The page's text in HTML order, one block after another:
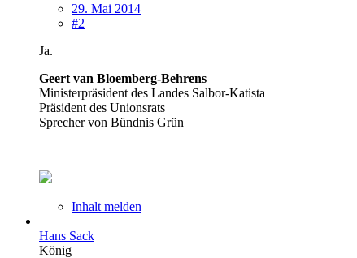
29. Mai 2014
#2
Ja.
Geert van Bloemberg-Behrens
Ministerpräsident des Landes Salbor-Katista
Präsident des Unionsrats
Sprecher von Bündnis Grün
Inhalt melden
Hans Sack
König